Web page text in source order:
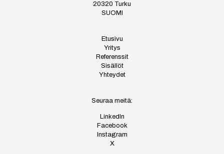
20320 Turku
SUOMI
Etusivu
Yritys
Referenssit
Sisällöt
Yhteydet
Seuraa meitä:
LinkedIn
Facebook
Instagram
X